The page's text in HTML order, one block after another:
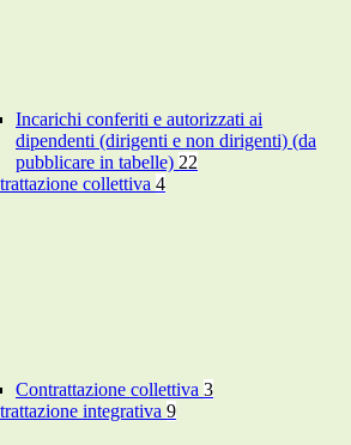
Incarichi conferiti e autorizzati ai
dipendenti (dirigenti e non dirigenti) (da
pubblicare in tabelle) 22
collettiva 4
Contrattazione collettiva 3
integrativa 9